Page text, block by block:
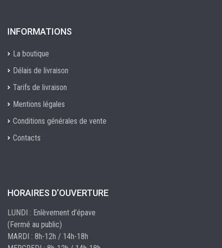
INFORMATIONS
La boutique
Délais de livraison
Tarifs de livraison
Mentions légales
Conditions générales de vente
Contacts
HORAIRES D’OUVERTURE
LUNDI : Enlèvement d’épave
(Fermé au public)
MARDI : 8h-12h / 14h-18h